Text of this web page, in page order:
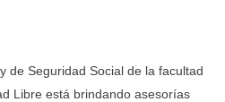
de Seguridad Social de la facultad
Libre está brindando asesorías